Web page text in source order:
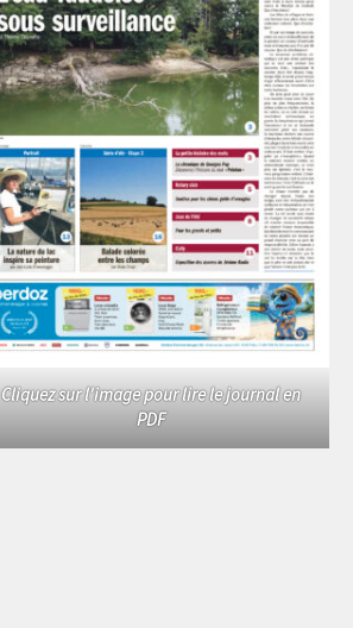
Cliquez sur l'image pour lire le journal en
PDF